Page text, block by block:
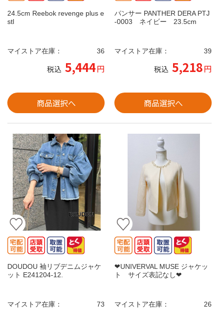
24.5cm Reebok revenge plus e
stl
マイストア在庫： 36
税込 5,444円
商品選択へ
パンサー PANTHER DERA PTJ
-0003 ネイビー 23.5cm
マイストア在庫： 39
税込 5,218円
商品選択へ
DOUDOU 袖リブデニムジャケ
ット E241204-12.
マイストア在庫： 73
❤︎UNIVERVAL MUSE ジャケッ
ト サイズ表記なし❤︎
マイストア在庫： 26